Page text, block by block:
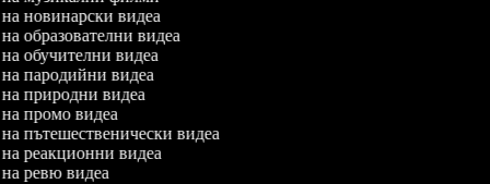
на новинарски видеа
на образователни видеа
на обучителни видеа
на пародийни видеа
на природни видеа
на промо видеа
на пътешественически видеа
на реакционни видеа
на ревю видеа